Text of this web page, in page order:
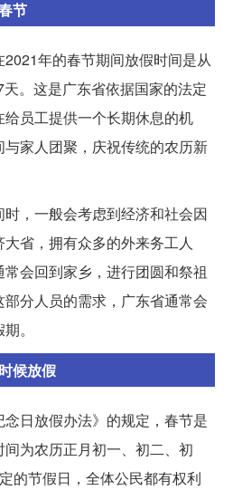
节
年的春节期间放假时间是从
。这是广东省依据国家的法定
员工提供一个长期休息的机
家人团聚，庆祝传统的农历新
，一般会考虑到经济和社会因
省，拥有众多的外来务工人
会回到家乡，进行团圆和祭祖
分人员的需求，广东省通常会
。
候放假
日放假办法》的规定，春节是
为农历正月初一、初二、初
的节假日，全体公民都有权利